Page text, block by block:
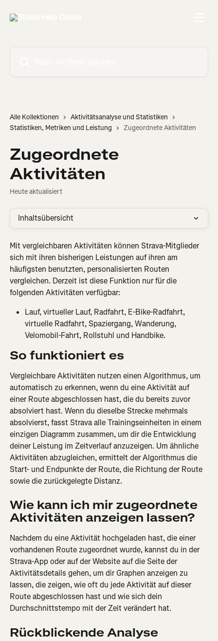
Alle Kollektionen
Aktivitätsanalyse und Statistiken
Statistiken, Metriken und Leistung
Zugeordnete Aktivitäten
Zugeordnete
Aktivitäten
Heute aktualisiert
Inhaltsübersicht
Mit vergleichbaren Aktivitäten können Strava-Mitglieder
sich mit ihren bisherigen Leistungen auf ihren am
häufigsten benutzten, personalisierten Routen
vergleichen. Derzeit ist diese Funktion nur für die
folgenden Aktivitäten verfügbar:
Lauf, virtueller Lauf, Radfahrt, E-Bike-Radfahrt,
virtuelle Radfahrt, Spaziergang, Wanderung,
Velomobil-Fahrt, Rollstuhl und Handbike.
So funktioniert es
Vergleichbare Aktivitäten nutzen einen Algorithmus, um
automatisch zu erkennen, wenn du eine Aktivität auf
einer Route abgeschlossen hast, die du bereits zuvor
absolviert hast. Wenn du dieselbe Strecke mehrmals
absolvierst, fasst Strava alle Trainingseinheiten in einem
einzigen Diagramm zusammen, um dir die Entwicklung
deiner Leistung im Zeitverlauf anzuzeigen. Um ähnliche
Aktivitäten abzugleichen, ermittelt der Algorithmus die
Start- und Endpunkte der Route, die Richtung der Route
sowie die zurückgelegte Distanz.
Wie kann ich mir zugeordnete
Aktivitäten anzeigen lassen?
Nachdem du eine Aktivität hochgeladen hast, die einer
vorhandenen Route zugeordnet wurde, kannst du in der
Strava-App oder auf der Website auf die Seite der
Aktivitätsdetails gehen, um dir Graphen anzeigen zu
lassen, die zeigen, wie oft du jede Aktivität auf dieser
Route abgeschlossen hast und wie sich dein
Durchschnittstempo mit der Zeit verändert hat.
Rückblickende Analyse